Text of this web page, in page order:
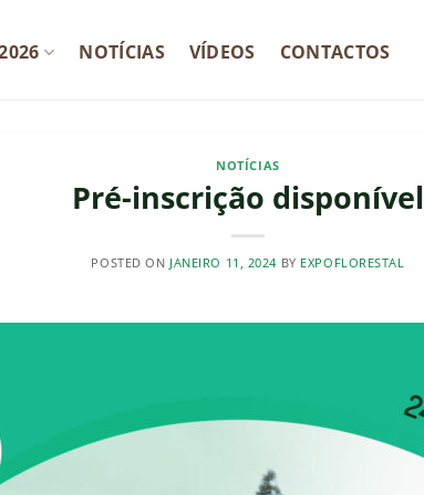
NOTÍCIAS VÍDEOS CONTACTOS
NOTÍCIAS
Pré-inscrição disponível
POSTED ON JANEIRO 11, 2024 BY EXPOFLORESTAL